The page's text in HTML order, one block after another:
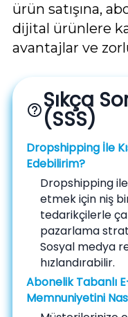
ürün satışına,
dijital ürünlere
avantajlar ve
help_outlineSıkça
(SSS)
Dropshipping İle
Edebilirim?
Dropshipping
etmek için niş
tedarikçilerle
pazarlama
Sosyal medya
hızlandırabilir.
Abonelik Tabanlı
Memnuniyetini